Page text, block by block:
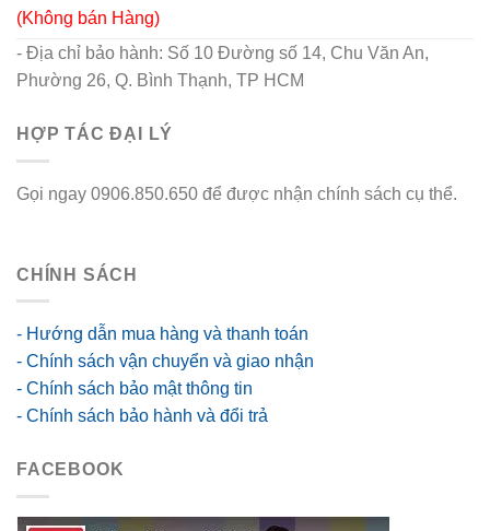
(Không bán Hàng)
- Địa chỉ bảo hành: Số 10 Đường số 14, Chu Văn An,
Phường 26, Q. Bình Thạnh, TP HCM
HỢP TÁC ĐẠI LÝ
Gọi ngay 0906.850.650 để được nhận chính sách cụ thể.
CHÍNH SÁCH
- Hướng dẫn mua hàng và thanh toán
- Chính sách vận chuyển và giao nhận
- Chính sách bảo mật thông tin
- Chính sách bảo hành và đổi trả
FACEBOOK